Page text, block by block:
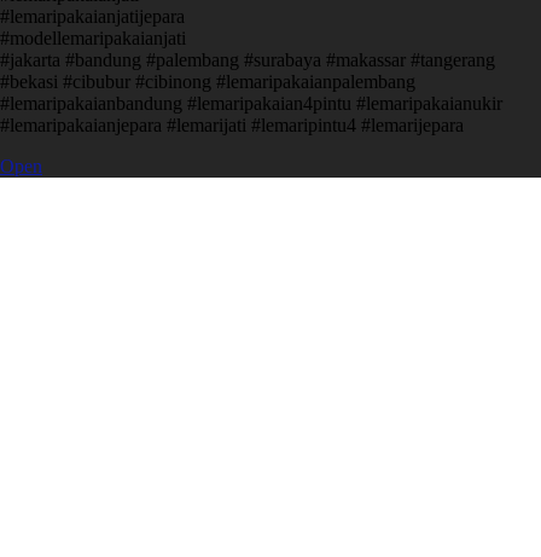
#lemaripakaianjatijepara
#modellemaripakaianjati
#jakarta #bandung #palembang #surabaya #makassar #tangerang
#bekasi #cibubur #cibinong #lemaripakaianpalembang
#lemaripakaianbandung #lemaripakaian4pintu #lemaripakaianukir
#lemaripakaianjepara #lemarijati #lemaripintu4 #lemarijepara
Open